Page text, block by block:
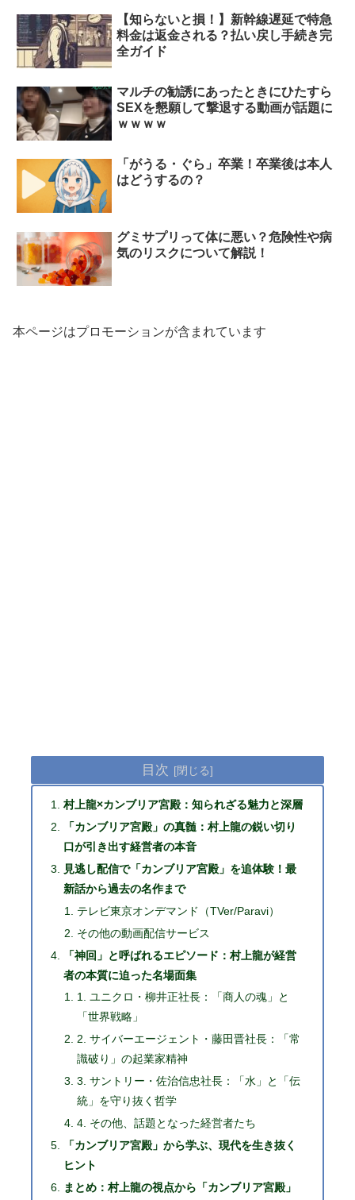
【知らないと損！】新幹線遅延で特急
料金は返金される？払い戻し手続き完
全ガイド
マルチの勧誘にあったときにひたすら
SEXを懇願して撃退する動画が話題に
ｗｗｗｗ
「がうる・ぐら」卒業！卒業後は本人
はどうするの？
グミサプリって体に悪い？危険性や病
気のリスクについて解説！
本ページはプロモーションが含まれています
目次
村上龍×カンブリア宮殿：知られざる魅力と深層
「カンブリア宮殿」の真髄：村上龍の鋭い切り
口が引き出す経営者の本音
見逃し配信で「カンブリア宮殿」を追体験！最
新話から過去の名作まで
テレビ東京オンデマンド（TVer/Paravi）
その他の動画配信サービス
「神回」と呼ばれるエピソード：村上龍が経営
者の本質に迫った名場面集
1. ユニクロ・柳井正社長：「商人の魂」と
「世界戦略」
2. サイバーエージェント・藤田晋社長：「常
識破り」の起業家精神
3. サントリー・佐治信忠社長：「水」と「伝
統」を守り抜く哲学
4. その他、話題となった経営者たち
「カンブリア宮殿」から学ぶ、現代を生き抜く
ヒント
まとめ：村上龍の視点から「カンブリア宮殿」